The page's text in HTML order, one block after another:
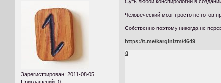
Зарегистрирован: 2011-08-05
Приглашений: 0
Суть любой конспирологии в
Человеческий мозг просто не готов
Собственно поэтому никогда не
https://t.me/karginizm/4649
0